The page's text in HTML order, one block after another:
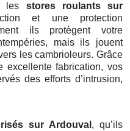
les stores roulants
sur
et une protection
ils protègent votre
mais ils jouent
les cambrioleurs. Grâce
excellente fabrication, vos
des efforts d’intrusion,
sur Ardouval , qu’ils